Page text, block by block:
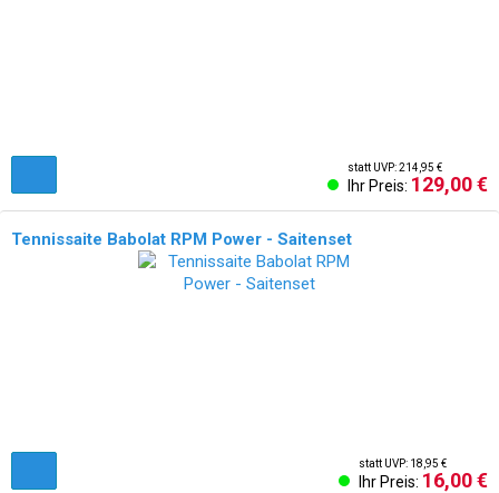
statt UVP: 214,95 €
Ihr Preis: 129,00 €
Tennissaite Babolat RPM Power - Saitenset
statt UVP: 18,95 €
Ihr Preis: 16,00 €